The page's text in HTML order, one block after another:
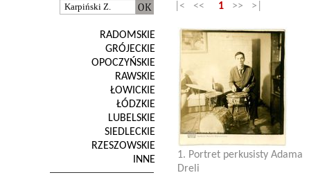
RADOMSKIE
GRÓJECKIE
OPOCZYŃSKIE
RAWSKIE
ŁOWICKIE
ŁÓDZKIE
LUBELSKIE
SIEDLECKIE
RZESZOWSKIE
INNE
|< << 1 >> >|
1. Portret perkusisty Adama
Dreli